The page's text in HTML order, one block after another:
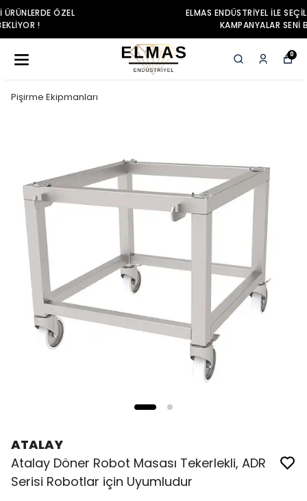
ELMAS ENDÜSTRIYEL ILE SEÇILI ÜRÜNLERDE ÖZEL
0
Pişirme Ekipmanları
ATALAY
Atalay Döner Robot Masası Tekerlekli, ADR
Serisi Robotlar için Uyumludur